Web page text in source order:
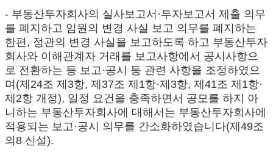
- 부동산투자회사의 실사보고서·투자보고서 제출 의무
를 폐지하고 임원의 변경 사실 보고 의무를 폐지하는
한편, 정관의 변경 사실을 보고하도록 하고 부동산투자
회사와 이해관계자 거래를 보고사항에서 공시사항으
로 전환하는 등 보고·공시 등 관련 사항을 조정하였으
며(제24조 제3항, 제37조 제1항·제3항, 제41조 제1항·
제2항 개정), 일정 요건을 충족하면서 공모를 하지 아
니하는 부동산투자회사에 대해서는 부동산투자회사에
적용되는 보고·공시 의무를 간소화하였습니다(제49조
의8 신설).